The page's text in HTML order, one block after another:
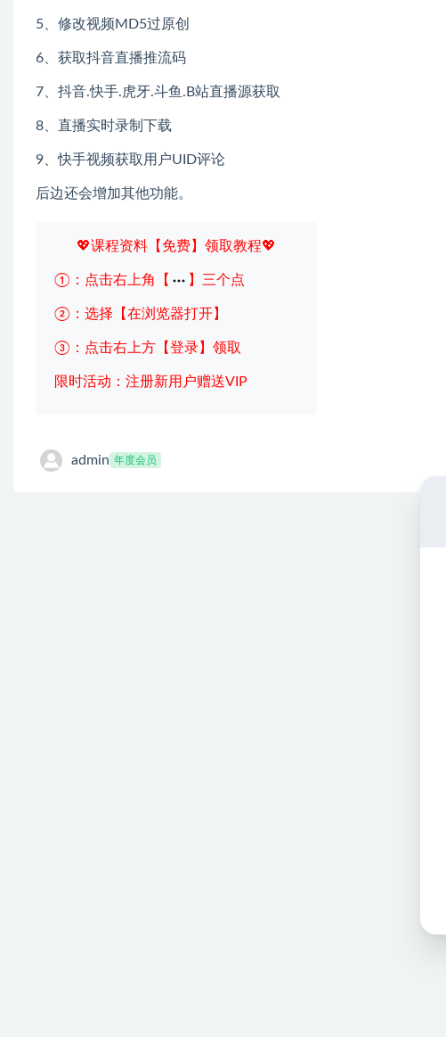
5、修改视频MD5过原创
6、获取抖音直播推流码
7、抖音.快手.虎牙.斗鱼.B站直播源获取
8、直播实时录制下载
9、快手视频获取用户UID评论
后边还会增加其他功能。
💖课程资料【免费】领取教程💖
①：点击右上角【 】三个点
②：选择【在浏览器打开】
③：点击右上方【登录】领取
限时活动：注册新用户赠送VIP
admin 年度会员